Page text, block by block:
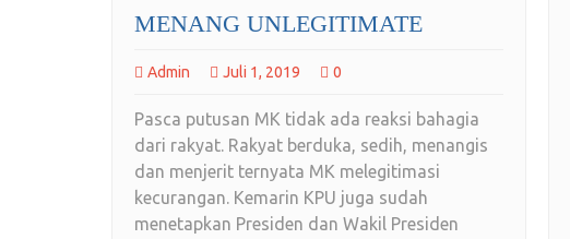
MENANG UNLEGITIMATE
Admin Juli 1, 2019 0
Pasca putusan MK tidak ada reaksi bahagia
dari rakyat. Rakyat berduka, sedih, menangis
dan menjerit ternyata MK melegitimasi
kecurangan. Kemarin KPU juga sudah
menetapkan Presiden dan Wakil Presiden